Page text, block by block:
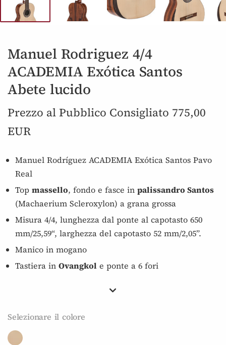
Manuel Rodriguez 4/4
ACADEMIA Exótica Santos
Abete lucido
Prezzo al Pubblico Consigliato 775,00
EUR
Manuel Rodríguez ACADEMIA Exótica Santos Pavo
Real
Top massello, fondo e fasce in palissandro Santos
(Machaerium Scleroxylon) a grana grossa
Misura 4/4, lunghezza dal ponte al capotasto 650
mm/25,59“, larghezza del capotasto 52 mm/2,05”.
Manico in mogano
Tastiera in Ovangkol e ponte a 6 fori
Selezionare il colore